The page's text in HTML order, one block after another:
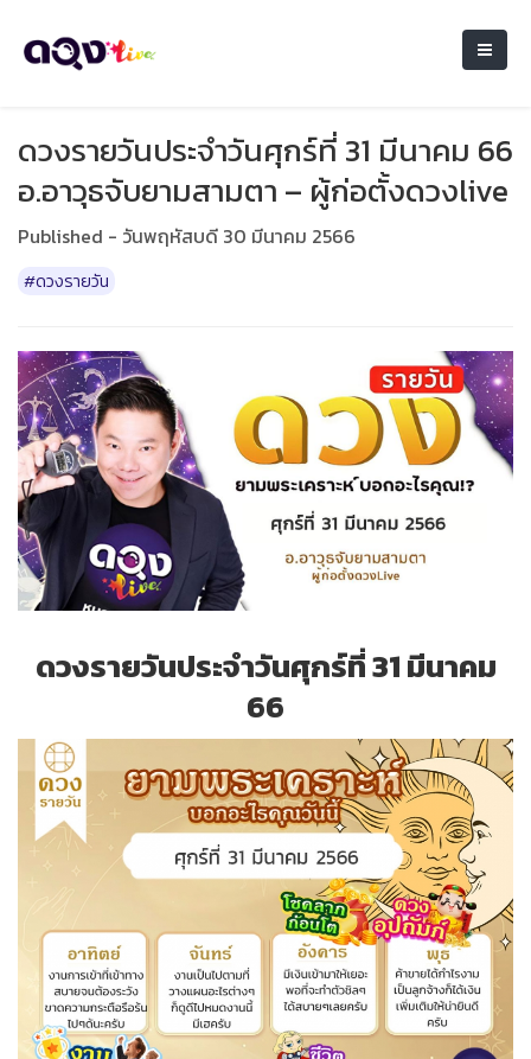
ดวงรายวันประจำวันศุกร์ที่ 31 มีนาคม 66
อ.อาวุธจับยามสามตา – ผู้ก่อตั้งดวงlive
Published - วันพฤหัสบดี 30 มีนาคม 2566
#ดวงรายวัน
ดวงรายวันประจำวันศุกร์ที่ 31 มีนาคม
66